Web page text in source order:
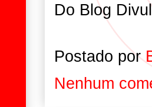
Do Blog
Postado por
Nenhum